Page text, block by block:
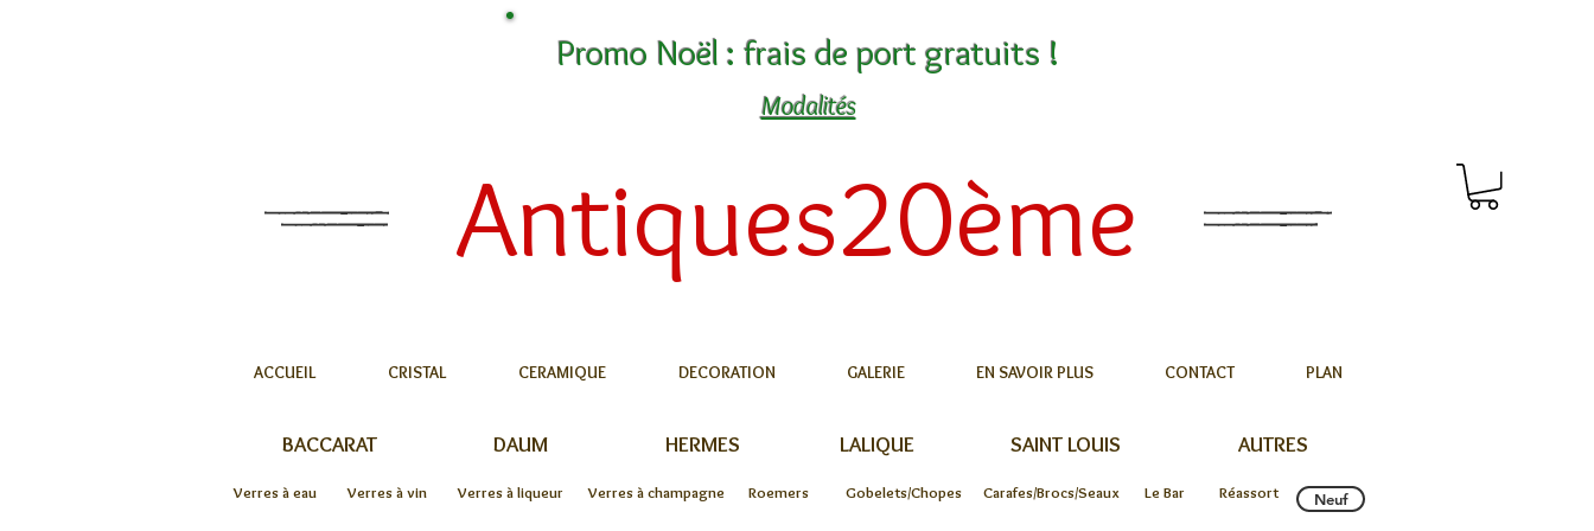
Promo Noël : frais de port gratuits !
Modalités
Antiques20ème
ACCUEIL CRISTAL CERAMIQUE DECORATION GALERIE EN SAVOIR PLUS CONTACT PLAN
BACCARAT DAUM HERMES LALIQUE SAINT LOUIS AUTRES
Verres à eau Verres à vin Verres à liqueur Verres à champagne Roemers Gobelets/Chopes Carafes/Brocs/Seaux Le Bar Réassort Neuf